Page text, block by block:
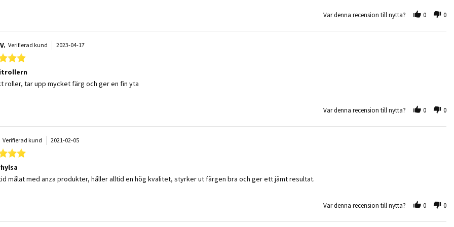
Var denna recension till nytta? 0 0
Verifierad kund
5.0 star rating
2023-04-17
by Björn V. on 17 Apr 2023
stating Favoritrollern
roller, tar upp mycket färg och ger en fin yta
Var denna recension till nytta? 0 0
Verifierad kund
5.0 star rating
2021-02-05
by Nils å. on 5 Feb 2021
stating Rollerhylsa
målat med anza produkter, håller alltid en hög kvalitet, styrker ut färgen bra och ger ett jämt resultat.
Var denna recension till nytta? 0 0